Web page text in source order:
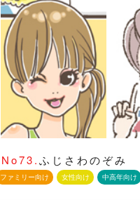
No73.ふじさわのぞみ
ファミリー向け 女性向け 中高年向け